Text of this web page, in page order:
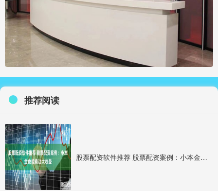
推荐阅读
股票配资软件推荐 股票配资案例：小本金也能撬动大收益